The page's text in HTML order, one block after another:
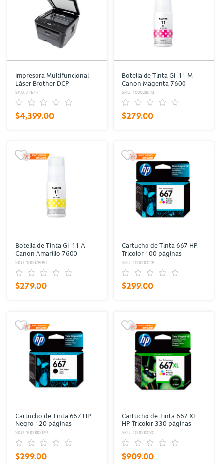
Impresora Multifuncional
Láser Brother DCP-
L2540DW Wi-Fi Impresión
Blanco y Negro
SKU: 77514
$4,399.00
Botella de Tinta GI-11 M
Canon Magenta 7600
páginas
SKU: 100028043
$279.00
Botella de Tinta GI-11 A
Canon Amarillo 7600
páginas
SKU: 100028051
$279.00
Cartucho de Tinta 667 HP
Tricolor 100 páginas
SKU: 100000028
$299.00
Cartucho de Tinta 667 HP
Negro 120 páginas
SKU: 100000029
$299.00
Cartucho de Tinta 667 XL
HP Tricolor 330 páginas
SKU: 100000030
$909.00